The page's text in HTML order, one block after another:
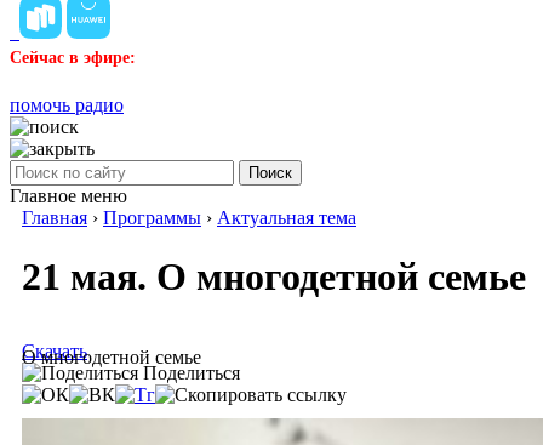
Сейчас в эфире:
помочь радио
Поиск
Главное меню
Главная › Программы › Актуальная тема
21 мая. О многодетной семье
О многодетной семье
Скачать
Поделиться